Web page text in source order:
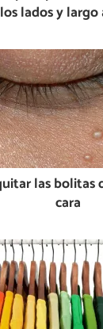
los lados y largo
las bolitas
cara